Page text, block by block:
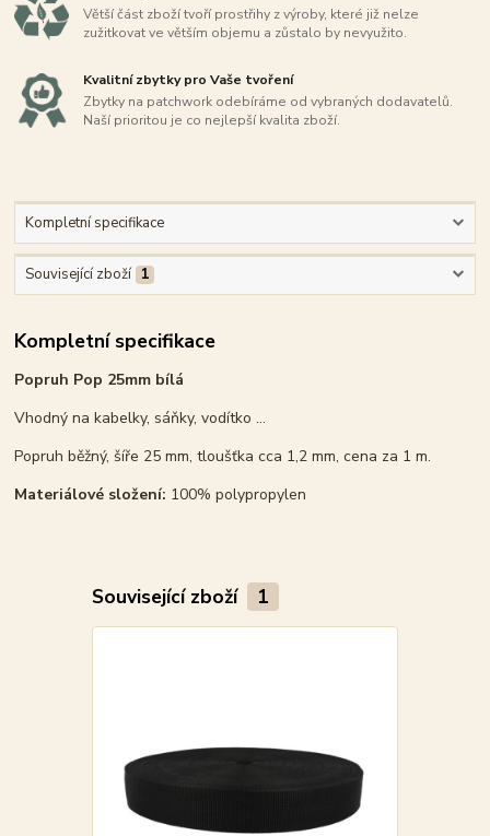
Větší část zboží tvoří prostřihy z výroby, které již nelze
zužitkovat ve větším objemu a zůstalo by nevyužito.
Kvalitní zbytky pro Vaše tvoření
Zbytky na patchwork odebíráme od vybraných dodavatelů.
Naší prioritou je co nejlepší kvalita zboží.
Kompletní specifikace
Související zboží 1
Kompletní specifikace
Popruh Pop 25mm bílá
Vhodný na kabelky, sáňky, vodítko ...
Popruh běžný, šíře 25 mm, tloušťka cca 1,2 mm, cena za 1 m.
Materiálové složení: 100% polypropylen
Související zboží 1